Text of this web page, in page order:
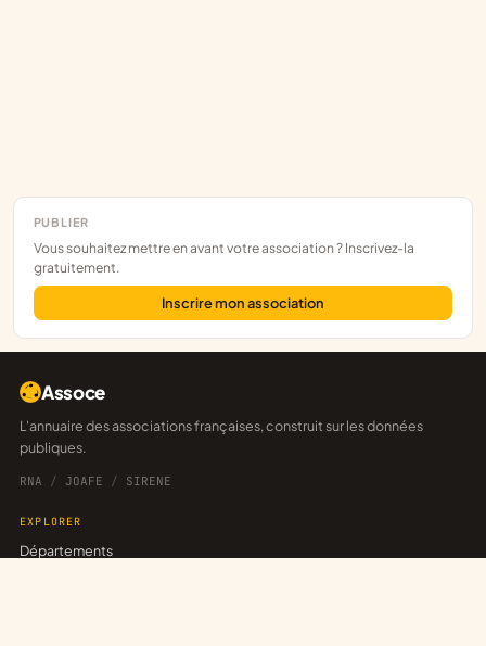
PUBLIER
Vous souhaitez mettre en avant votre association ? Inscrivez-la
gratuitement.
Inscrire mon association
Assoce
L'annuaire des associations françaises, construit sur les données
publiques.
RNA / JOAFE / SIRENE
EXPLORER
Départements